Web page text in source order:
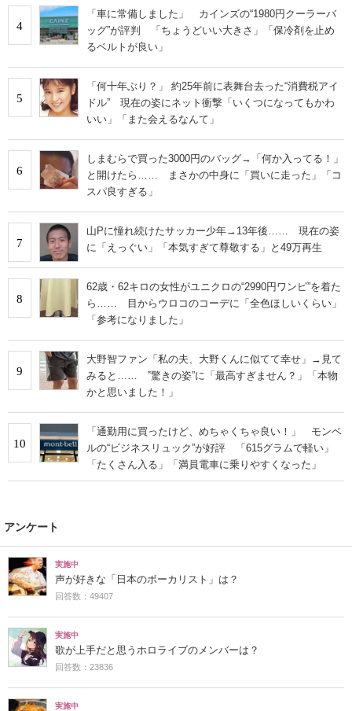
4
「車に常備しました」 カインズの“1980円クーラーバ
ッグ”が評判 「ちょうどいい大きさ」「保冷剤を止め
るベルトが良い」
5
「何十年ぶり？」 約25年前に表舞台去った“消費税アイ
ドル” 現在の姿にネット衝撃「いくつになってもかわ
いい」「また会えるなんて」
6
しまむらで買った3000円のバッグ→「何か入ってる！」
と開けたら…… まさかの中身に「買いに走った」「コ
スパ良すぎる」
7
山Pに憧れ続けたサッカー少年→13年後…… 現在の姿
に「えっぐい」「本気すぎて尊敬する」と49万再生
8
62歳・62キロの女性がユニクロの“2990円ワンピ”を着た
ら…… 目からウロコのコーデに「全色ほしいくらい」
「参考になりました」
9
大野智ファン「私の夫、大野くんに似てて幸せ」→見て
みると…… ‟驚きの姿”に「最高すぎません？」「本物
かと思いました！」
10
「通勤用に買ったけど、めちゃくちゃ良い！」 モンベ
ルの“ビジネスリュック”が好評 「615グラムで軽い」
「たくさん入る」「満員電車に乗りやすくなった」
アンケート
実施中
声が好きな「日本のボーカリスト」は？
回答数：49407
実施中
歌が上手だと思うホロライブのメンバーは？
回答数：23836
実施中